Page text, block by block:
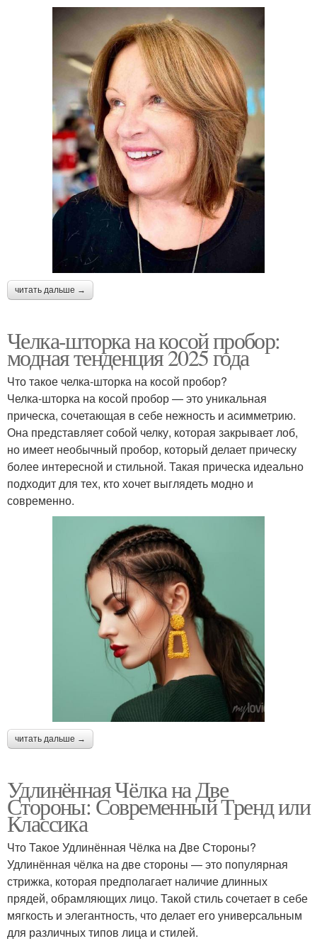
читать дальше →
Челка-шторка на косой пробор:
модная тенденция 2025 года
Что такое челка-шторка на косой пробор?
Челка-шторка на косой пробор — это уникальная
прическа, сочетающая в себе нежность и асимметрию.
Она представляет собой челку, которая закрывает лоб,
но имеет необычный пробор, который делает прическу
более интересной и стильной. Такая прическа идеально
подходит для тех, кто хочет выглядеть модно и
современно.
читать дальше →
Удлинённая Чёлка на Две
Стороны: Современный Тренд или
Классика
Что Такое Удлинённая Чёлка на Две Стороны?
Удлинённая чёлка на две стороны — это популярная
стрижка, которая предполагает наличие длинных
прядей, обрамляющих лицо. Такой стиль сочетает в себе
мягкость и элегантность, что делает его универсальным
для различных типов лица и стилей.